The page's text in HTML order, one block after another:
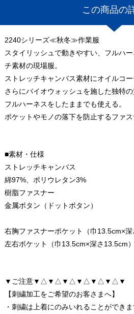
この商品の
2240シリーズ≪秋冬≫作業服
スタイリッシュで動きやすい、フルハ
チ素材の現場服。
ストレッチキャンバス素材にオイルコー
さらにバイオウォッシュを施した独特の
フルハーネスをしたままでも使える。
ポケットやモノの落下を防止するファス
■素材・仕様
ストレッチキャンバス
綿97%、ポリウレタン3%
樹脂ファスナー
金属ボタン（ドットボタン）
右胸ファスナーポケット（巾13.5cm×深
左右ポケット（巾13.5cm×深さ13.5cm）
▼ご注意▼△▼△▼△▼△▼△▼△▼
【刺繍加工をご希望のお客さまへ】
・刺繍は上着にのみいれることができま